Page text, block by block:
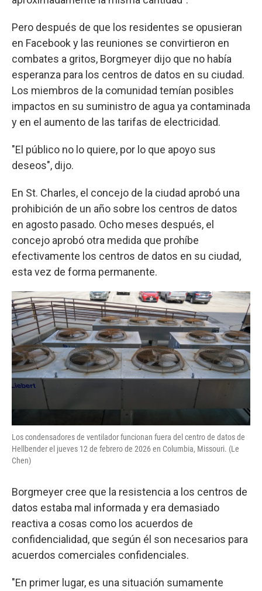
Pero después de que los residentes se opusieran
en Facebook y las reuniones se convirtieron en
combates a gritos, Borgmeyer dijo que no había
esperanza para los centros de datos en su ciudad.
Los miembros de la comunidad temían posibles
impactos en su suministro de agua ya contaminada
y en el aumento de las tarifas de electricidad.
"El público no lo quiere, por lo que apoyo sus
deseos", dijo.
En St. Charles, el concejo de la ciudad aprobó una
prohibición de un año sobre los centros de datos
en agosto pasado. Ocho meses después, el
concejo aprobó otra medida que prohíbe
efectivamente los centros de datos en su ciudad,
esta vez de forma permanente.
Los condensadores de ventilador funcionan fuera del centro de datos de
Hellbender el jueves 12 de febrero de 2026 en Columbia, Missouri. (Le
Chen)
Borgmeyer cree que la resistencia a los centros de
datos estaba mal informada y era demasiado
reactiva a cosas como los acuerdos de
confidencialidad, que según él son necesarios para
acuerdos comerciales confidenciales.
"En primer lugar, es una situación sumamente